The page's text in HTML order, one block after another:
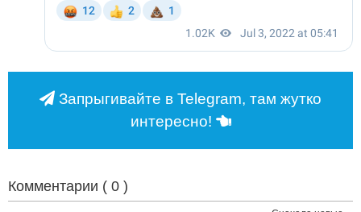
Запрыгивайте в Telegram, там жутко
интересно!
Комментарии ( 0 )